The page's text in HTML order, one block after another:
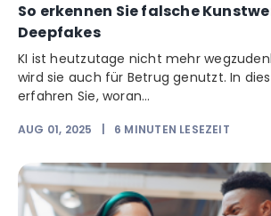
So erkennen Sie falsche
Deepfakes
KI ist heutzutage nicht mehr
wird sie auch für Betrug genutzt. In
erfahren Sie, woran...
AUG 01, 2025 6 MINUTEN LESEZEIT